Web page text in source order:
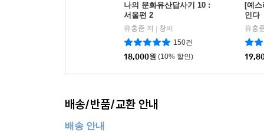
나의 문화유산답사기 10 :
서울편 2
유홍준 저
창비
150건
18,000원 (10% 할인)
[예
인다
유홍
배송/반품/교환 안내
배송 안내